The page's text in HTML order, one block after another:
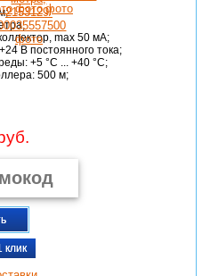
max 50 мА;
В постоянного тока;
+5 °C ... +40 °C;
500 м;
клик